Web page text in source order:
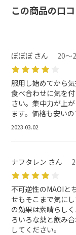
この商品の口
ぽぽぽ さん 20
服用し始めてから
食べ合わせに気を
さい。集中力が上
ます。価格も安いの
2023.03.02
ナフタレン さん
不可逆性のMAOIと
せもそこまで気に
の効果は素晴らし
ろいろな薬と飲み
してください。